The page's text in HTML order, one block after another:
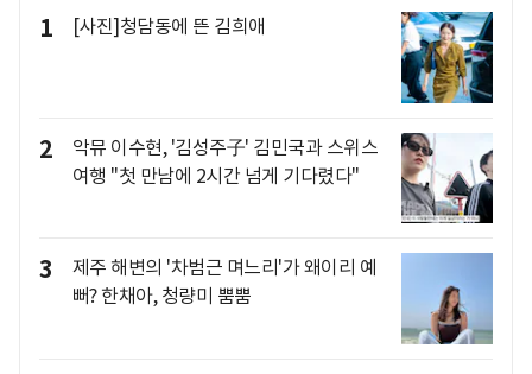
1 [사진]청담동에 뜬 김희애
2
악뮤 이수현, '김성주子' 김민국과 스위스
여행 "첫 만남에 2시간 넘게 기다렸다"
3
제주 해변의 '차범근 며느리'가 왜이리 예
뻐? 한채아, 청량미 뿜뿜